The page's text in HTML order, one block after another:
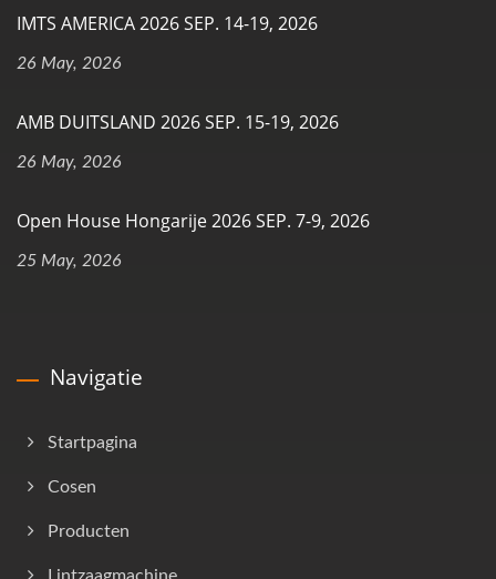
IMTS AMERICA 2026 SEP. 14-19, 2026
26 May, 2026
AMB DUITSLAND 2026 SEP. 15-19, 2026
26 May, 2026
Open House Hongarije 2026 SEP. 7-9, 2026
25 May, 2026
Navigatie
Startpagina
Cosen
Producten
Lintzaagmachine